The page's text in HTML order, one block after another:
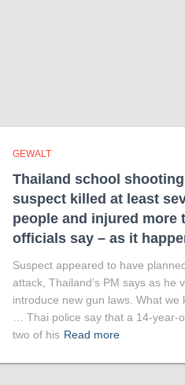
GEWALT
Thailand school
suspect killed at least
people and injured more
officials say – as it
Suspect appeared to have
attack, Thailand’s PM says as he
introduce new gun laws. What we
… Thai police say that a 14-year-
two of his Read more